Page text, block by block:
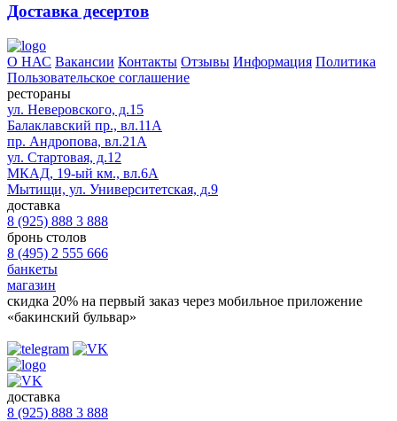
Доставка десертов
О НАС Вакансии Контакты Отзывы Информация Политика
Пользовательское соглашение
рестораны
ул. Неверовского, д.15
Балаклавский пр., вл.11А
пр. Андропова, вл.21А
ул. Стартовая, д.12
МКАД, 19-ый км., вл.6А
Мытищи, ул. Университетская, д.9
доставка
8 (925) 888 3 888
бронь столов
8 (495) 2 555 666
банкеты
магазин
скидка 20% на первый заказ через мобильное приложение
«бакинский бульвар»
доставка
8 (925) 888 3 888